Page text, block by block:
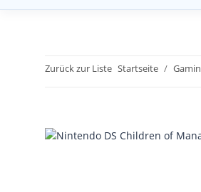
Zurück zur Liste Startseite